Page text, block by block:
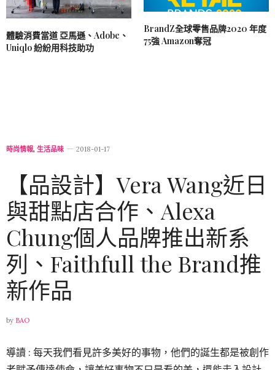
體驗消費當道 亞馬遜、Adobe、
Uniqlo 紛紛用科技助功
BrandZ全球零售品牌2020 年度
75強 Amazon奪冠
時尚情報, 生活品味 2018-01-17
【品設計】Vera Wang近日
與甜點店合作、Alexa
Chung個人品牌推出新系
列、Faithfull the Brand推
新作品
by BAO
導讀 : 每天我們看見許多美好的事物，他們的誕生都是被創作